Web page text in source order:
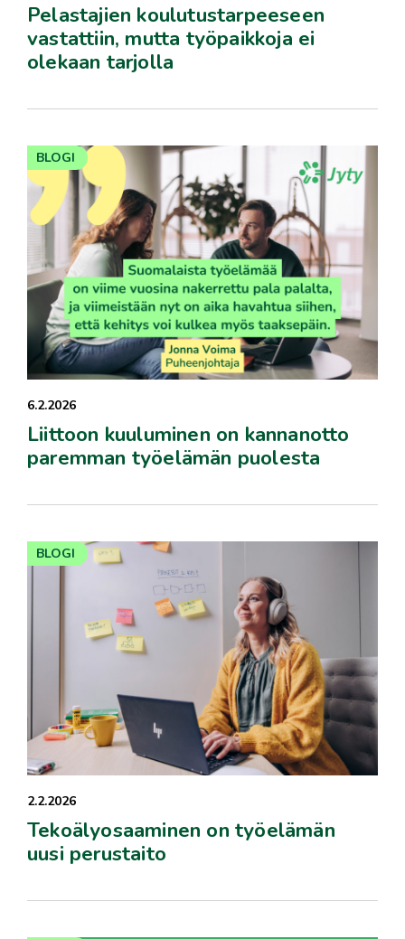
Pelastajien koulutustarpeeseen
vastattiin, mutta työpaikkoja ei
olekaan tarjolla
6.2.2026
Liittoon kuuluminen on kannanotto
paremman työelämän puolesta
BLOGI
2.2.2026
Tekoälyosaaminen on työelämän
uusi perustaito
BLOGI